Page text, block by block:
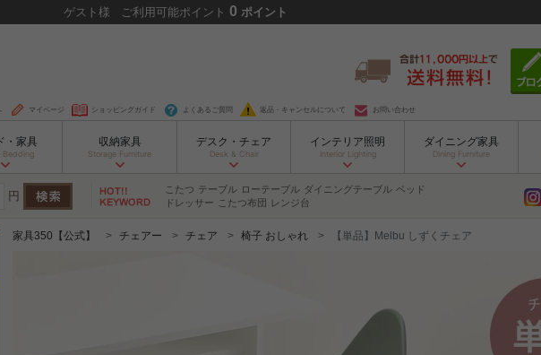
ゲスト 様 ご利用可能ポイント 0 ポイント
マイページ ショッピングガイド よくあるご質問 返品・キャンセルについて お問い合わせ
・家具
Bedding
収納家具
Storage Furniture
デスク・チェア
Desk & Chair
インテリア照明
Interior Lighting
ダイニング家具
Dining Furniture
円 こたつ テーブル ローテーブル ダイニングテーブル ベッド
ドレッサー こたつ布団 レンジ台
家具350【公式】 チェアー チェア 椅子 おしゃれ 【単品】Melbu しずくチェア